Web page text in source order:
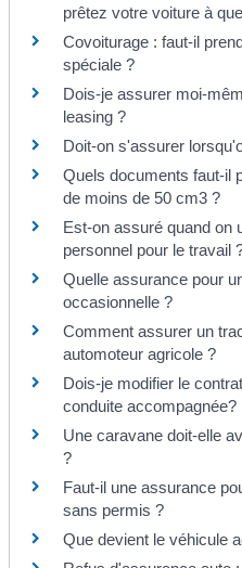
prêtez votre voiture à
Covoiturage : faut-il
spéciale ?
Dois-je assurer moi-
leasing ?
Doit-on s'assurer
Quels documents faut-il
de moins de 50 cm3 ?
Est-on assuré quand on
personnel pour le travail
Quelle assurance pour
occasionnelle ?
Comment assurer un
automoteur agricole ?
Dois-je modifier le
conduite accompagnée?
Une caravane doit-elle
?
Faut-il une assurance
sans permis ?
Que devient le véhicule